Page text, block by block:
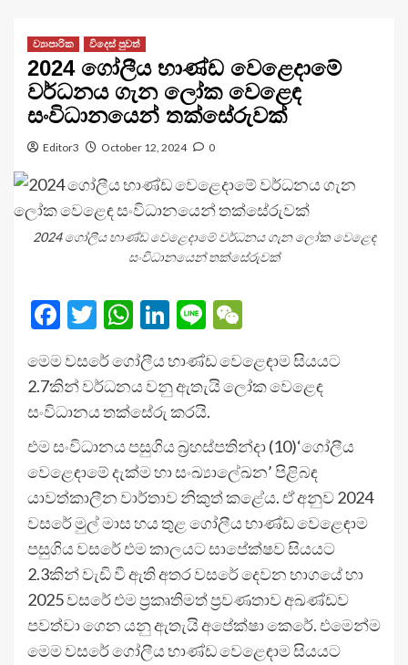
ව්‍යාපාරික විදෙස් පුවත්
2024 ගෝලීය භාණ්ඩ වෙළෙදාමේ
වර්ධනය ගැන ලෝක වෙළෙඳ
සංවිධානයෙන් තක්සේරුවක්
Editor3 October 12, 2024 0
2024 ගෝලීය භාණ්ඩ වෙළෙදාමේ වර්ධනය ගැන ලෝක වෙළෙඳ
සංවිධානයෙන් තක්සේරුවක්
Facebook
Twitter
WhatsApp
LinkedIn
Line
මෙම වසරේ ගෝලීය භාණ්ඩ වෙළෙඳාම සියයට
2.7කින් වර්ධනය වනු ඇතැයි ලෝක වෙළෙඳ
සංවිධානය තක්සේරු කරයි.
එම සංවිධානය පසුගිය බ්‍රහස්පතින්දා (10)‘ගෝලීය
වෙළෙඳාමේ දැක්ම හා සංඛ්‍යාලේඛන’ පිළිබඳ
යාවත්කාලීන වාර්තාව නිකුත් කළේය. ඒ අනුව 2024
වසරේ මුල් මාස හය තුළ ගෝලීය භාණ්ඩ වෙළෙඳාම
පසුගිය වසරේ එම කාලයට සාපේක්ෂව සියයට
2.3කින් වැඩි වී ඇති අතර වසරේ දෙවන භාගයේ හා
2025 වසරේ එම ප්‍රකෘතිමත් ප්‍රවණතාව අඛණ්ඩව
පවත්වා ගෙන යනු ඇතැයි අපේක්ෂා කෙරේ. එමෙන්ම
මෙම වසරේ ගෝලීය භාණ්ඩ වෙළෙඳාම සියයට